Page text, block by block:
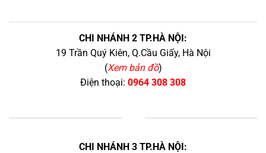
CHI NHÁNH 2 TP.HÀ NỘI:
19 Trần Quý Kiên, Q.Cầu Giấy, Hà Nội
(Xem bản đồ)
Điện thoại: 0964 308 308
CHI NHÁNH 3 TP.HÀ NỘI: